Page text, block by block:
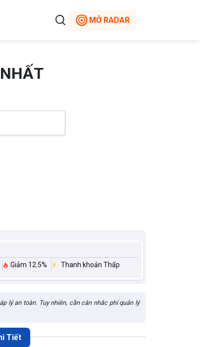
MỞ RADAR
Giảm 12.5% Thanh khoản Thấp
lý an toàn. Tuy nhiên, cần cân nhắc phí quản lý
Tiết